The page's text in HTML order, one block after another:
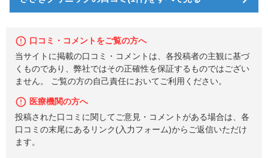
口コミ・コメントをご覧の方へ
当サイトに掲載の口コミ・コメントは、各投稿者の主観に基づ
くものであり、弊社ではその正確性を保証するものではござい
ません。 ご覧の方の自己責任においてご利用ください。
医療機関の方へ
投稿された口コミに関してご意見・コメントがある場合は、各
口コミの末尾にあるリンク(入力フォーム)からご返信いただけ
ます。